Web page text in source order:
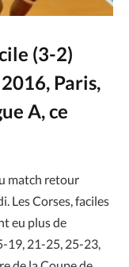
(3-2)
Paris,
A, ce
match retour
Les Corses, faciles
eu plus de
19, 21-25, 25-23,